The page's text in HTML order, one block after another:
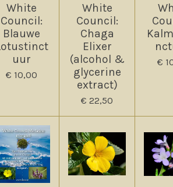
White
Council:
Blauwe
uur
€ 10,00
White
Council:
Chaga
Elixer
(alcohol &
glycerine
extract)
€ 22,50
€